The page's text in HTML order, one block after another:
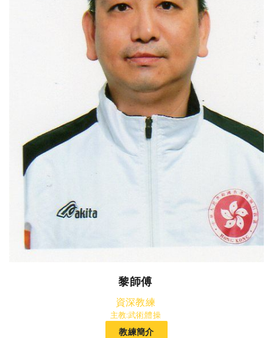
黎師傅
資深教練
主教:武術,體操
教練簡介